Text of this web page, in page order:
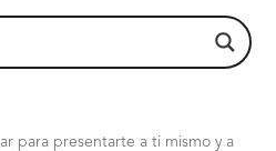
para presentarte a ti mismo y a